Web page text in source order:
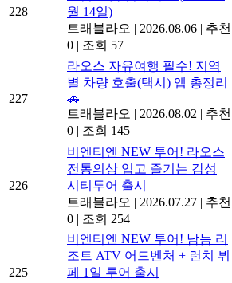
228
월 14일)
트래블라오 | 2026.08.06 | 추천
0 | 조회 57
227
라오스 자유여행 필수! 지역
별 차량 호출(택시) 앱 총정리
🚗
트래블라오 | 2026.08.02 | 추천
0 | 조회 145
226
비엔티엔 NEW 투어! 라오스
전통의상 입고 즐기는 감성
시티투어 출시
트래블라오 | 2026.07.27 | 추천
0 | 조회 254
225
비엔티엔 NEW 투어! 남늠 리
조트 ATV 어드벤처 + 런치 뷔
페 1일 투어 출시